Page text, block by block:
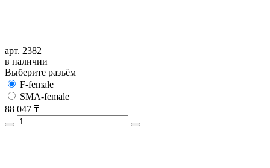
арт. 2382
в наличии
Выберите разъём
F-female
SMA-female
88 047 ₸